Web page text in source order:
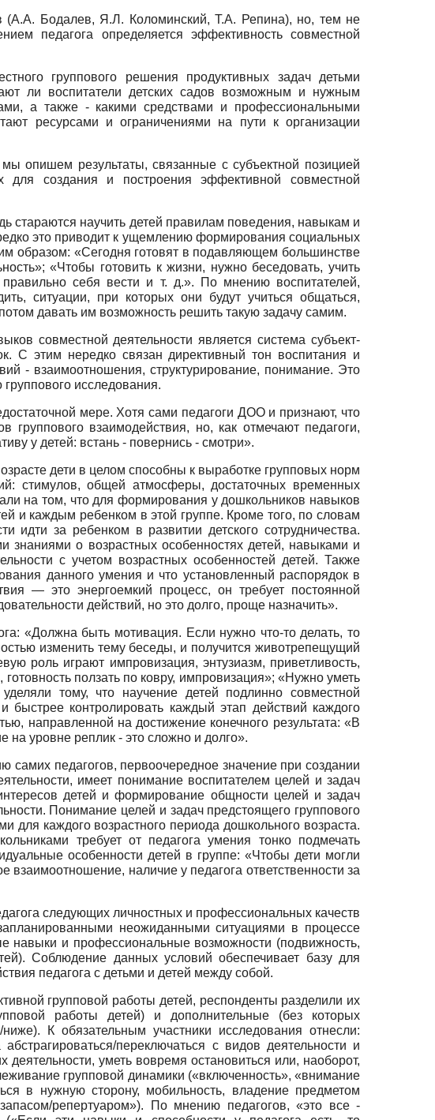
(А.А. Бодалев, Я.Л. Коломинский, Т.А. Репина), но, тем не
педагога определяется эффективность совместной
группового решения продуктивных задач детьми
ли воспитатели детских садов возможным и нужным
а также - какими средствами и профессиональными
ресурсами и ограничениями на пути к организации
опишем результаты, связанные с субъектной позицией
для создания и построения эффективной совместной
стараются научить детей правилам поведения, навыкам и
это приводит к ущемлению формирования социальных
образом: «Сегодня готовят в подавляющем большинстве
«Чтобы готовить к жизни, нужно беседовать, учить
себя вести и т. д.». По мнению воспитателей,
ситуации, при которых они будут учиться общаться,
давать им возможность решить такую задачу самим.
совместной деятельности является система субъект-
С этим нередко связан директивный тон воспитания и
- взаимоотношения, структурирование, понимание. Это
группового исследования.
мере. Хотя сами педагоги ДОО и признают, что
взаимодействия, но, как отмечают педагоги,
у детей: встань - повернись - смотри».
дети в целом способны к выработке групповых норм
стимулов, общей атмосферы, достаточных временных
на том, что для формирования у дошкольников навыков
и каждым ребенком в этой группе. Кроме того, по словам
идти за ребенком в развитии детского сотрудничества.
знаниями о возрастных особенностях детей, навыками и
с учетом возрастных особенностей детей. Также
данного умения и что установленный распорядок в
— это энергоемкий процесс, он требует постоянной
действий, но это долго, проще назначить».
«Должна быть мотивация. Если нужно что-то делать, то
изменить тему беседы, и получится животрепещущий
роль играют импровизация, энтузиазм, приветливость,
ползать по ковру, импровизация»; «Нужно уметь
тому, что научение детей подлинно совместной
контролировать каждый этап действий каждого
направленной на достижение конечного результата: «В
на уровне реплик - это сложно и долго».
педагогов, первоочередное значение при создании
имеет понимание воспитателем целей и задач
детей и формирование общности целей и задач
Понимание целей и задач предстоящего группового
для каждого возрастного периода дошкольного возраста.
требует от педагога умения тонко подмечать
особенности детей в группе: «Чтобы дети могли
наличие у педагога ответственности за
следующих личностных и профессиональных качеств
неожиданными ситуациями в процессе
навыки и профессиональные возможности (подвижность,
Соблюдение данных условий обеспечивает базу для
педагога с детьми и детей между собой.
групповой работы детей, респонденты разделили их
работы детей) и дополнительные (без которых
К обязательным участники исследования отнесли:
переключаться с видов деятельности и
уметь вовремя остановиться или, наоборот,
групповой динамики («включенность», «внимание
в нужную сторону, мобильность, владение предметом
репертуаром»). По мнению педагогов, «это все -